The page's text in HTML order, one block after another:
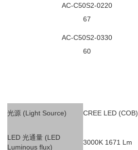
AC-C50S2-0220
67
AC-C50S2-0330
60
光源 (Light Source) CREE LED (COB)
LED 光通量 (LED
Luminous flux)
3000K 1671 Lm